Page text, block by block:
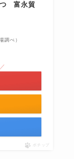
富永貿
調べ）
ポチップ